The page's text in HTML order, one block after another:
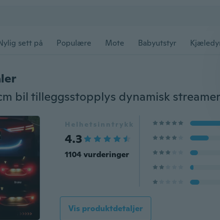
sett på Populære Mote Babyutstyr
Helhetsinntrykk
4.3
1104 vurderinger
Vis produktdetaljer